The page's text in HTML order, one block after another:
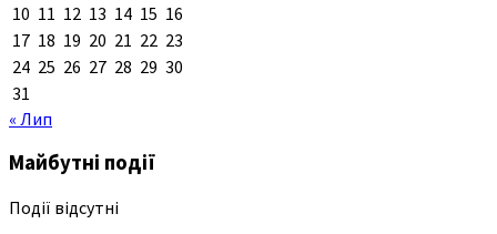
10 11 12 13 14 15 16
17 18 19 20 21 22 23
24 25 26 27 28 29 30
31
« Лип
Майбутні події
Події відсутні